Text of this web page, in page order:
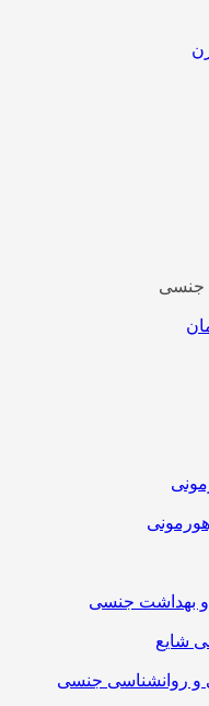
جنسی
بهداشت جنسی
شایع
و روانشناسی جنسی